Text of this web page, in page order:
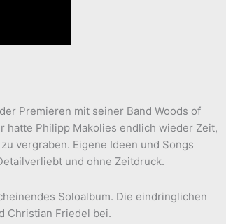
Premieren mit seiner Band Woods of
hatte Philipp Makolies endlich wieder Zeit,
vergraben. Eigene Ideen und Songs
und ohne Zeitdruck.
Soloalbum. Die eindringlichen
Christian Friedel bei.